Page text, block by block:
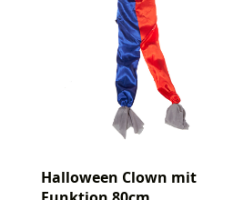
Halloween Clown mit